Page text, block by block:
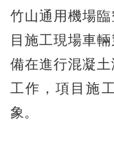
竹山通用機場
目施工現場車
備在進行混凝
工作，項目施
象。